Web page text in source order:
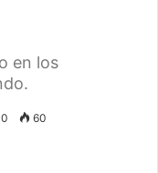
en los
0 60